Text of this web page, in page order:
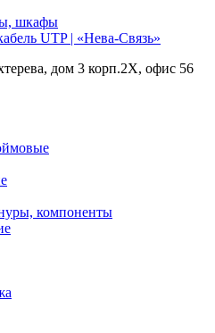
дом 3 корп.2X, офис 56
компоненты